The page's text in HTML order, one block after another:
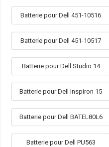
Batterie pour Dell 451-10516
Batterie pour Dell 451-10517
Batterie pour Dell Studio 14
Batterie pour Dell Inspiron 15
Batterie pour Dell BATEL80L6
Batterie pour Dell PU563